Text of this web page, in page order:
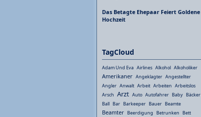
Das Betagte Ehepaar Feiert Goldene
Hochzeit
TagCloud
Adam Und Eva Airlines Alkohol Alkoholiker
Amerikaner Angeklagter Angestellter
Angler Anwalt Arbeit Arbeiten Arbeitslos
Arsch Arzt Auto Autofahrer Baby Bäcker
Ball Bar Barkeeper Bauer Beamte
Beamter Beerdigung Betrunken Bett